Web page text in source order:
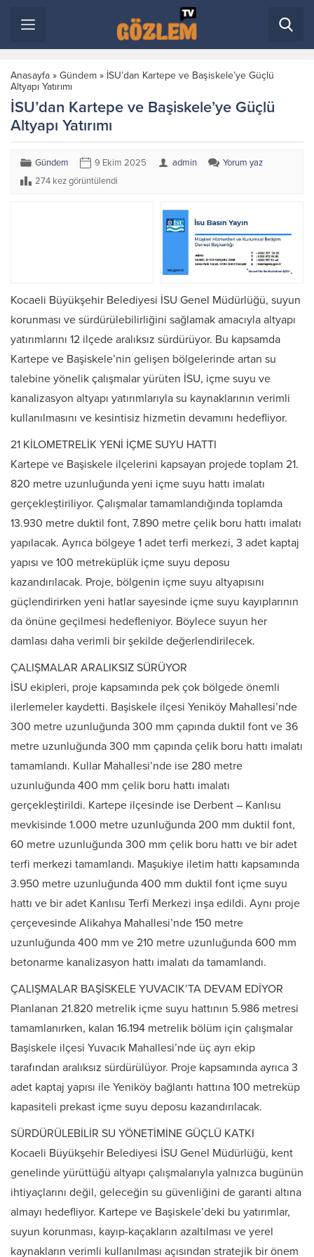
Anasayfa » Gündem » İSU’dan Kartepe ve Başiskele’ye Güçlü
Altyapı Yatırımı
İSU’dan Kartepe ve Başiskele’ye Güçlü
Altyapı Yatırımı
Gündem 9 Ekim 2025 admin
Yorum yaz
274 kez görüntülendi
Kocaeli Büyükşehir Belediyesi İSU Genel Müdürlüğü, suyun
korunması ve sürdürülebilirliğini sağlamak amacıyla altyapı
yatırımlarını 12 ilçede aralıksız sürdürüyor. Bu kapsamda
Kartepe ve Başiskele’nin gelişen bölgelerinde artan su
talebine yönelik çalışmalar yürüten İSU, içme suyu ve
kanalizasyon altyapı yatırımlarıyla su kaynaklarının verimli
kullanılmasını ve kesintisiz hizmetin devamını hedefliyor.
21 KİLOMETRELİK YENİ İÇME SUYU HATTI
Kartepe ve Başiskele ilçelerini kapsayan projede toplam 21.
820 metre uzunluğunda yeni içme suyu hattı imalatı
gerçekleştiriliyor. Çalışmalar tamamlandığında toplamda
13.930 metre duktil font, 7.890 metre çelik boru hattı imalatı
yapılacak. Ayrıca bölgeye 1 adet terfi merkezi, 3 adet kaptaj
yapısı ve 100 metreküplük içme suyu deposu
kazandırılacak. Proje, bölgenin içme suyu altyapısını
güçlendirirken yeni hatlar sayesinde içme suyu kayıplarının
da önüne geçilmesi hedefleniyor. Böylece suyun her
damlası daha verimli bir şekilde değerlendirilecek.
ÇALIŞMALAR ARALIKSIZ SÜRÜYOR
İSU ekipleri, proje kapsamında pek çok bölgede önemli
ilerlemeler kaydetti. Başiskele ilçesi Yeniköy Mahallesi’nde
300 metre uzunluğunda 300 mm çapında duktil font ve 36
metre uzunluğunda 300 mm çapında çelik boru hattı imalatı
tamamlandı. Kullar Mahallesi’nde ise 280 metre
uzunluğunda 400 mm çelik boru hattı imalatı
gerçekleştirildi. Kartepe ilçesinde ise Derbent – Kanlısu
mevkisinde 1.000 metre uzunluğunda 200 mm duktil font,
60 metre uzunluğunda 300 mm çelik boru hattı ve bir adet
terfi merkezi tamamlandı. Maşukiye iletim hattı kapsamında
3.950 metre uzunluğunda 400 mm duktil font içme suyu
hattı ve bir adet Kanlısu Terfi Merkezi inşa edildi. Aynı proje
çerçevesinde Alikahya Mahallesi’nde 150 metre
uzunluğunda 400 mm ve 210 metre uzunluğunda 600 mm
betonarme kanalizasyon hattı imalatı da tamamlandı.
ÇALIŞMALAR BAŞİSKELE YUVACIK’TA DEVAM EDİYOR
Planlanan 21.820 metrelik içme suyu hattının 5.986 metresi
tamamlanırken, kalan 16.194 metrelik bölüm için çalışmalar
Başiskele ilçesi Yuvacık Mahallesi’nde üç ayrı ekip
tarafından aralıksız sürdürülüyor. Proje kapsamında ayrıca 3
adet kaptaj yapısı ile Yeniköy bağlantı hattına 100 metreküp
kapasiteli prekast içme suyu deposu kazandırılacak.
SÜRDÜRÜLEBİLİR SU YÖNETİMİNE GÜÇLÜ KATKI
Kocaeli Büyükşehir Belediyesi İSU Genel Müdürlüğü, kent
genelinde yürüttüğü altyapı çalışmalarıyla yalnızca bugünün
ihtiyaçlarını değil, geleceğin su güvenliğini de garanti altına
almayı hedefliyor. Kartepe ve Başiskele’deki bu yatırımlar,
suyun korunması, kayıp-kaçakların azaltılması ve yerel
kaynakların verimli kullanılması açısından stratejik bir önem